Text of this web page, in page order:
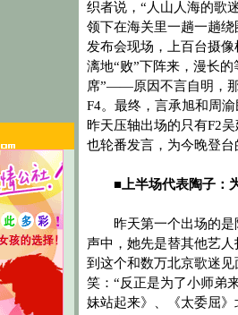
织者说，“人山人海的歌
领下在海关里一趟一趟
发布会现场，上百台摄
漓地“败”下阵来，漫长
席”——原因不言自明，
F4。最终，言承旭和周
昨天压轴出场的只有F2
也轮番发言，为今晚登
■上半场代表陶子：
昨天第一个出场的是
声中，她先是替其他艺
到这个和数万北京歌迷
笑：“反正是为了小师弟
妹站起来》、《太委屈